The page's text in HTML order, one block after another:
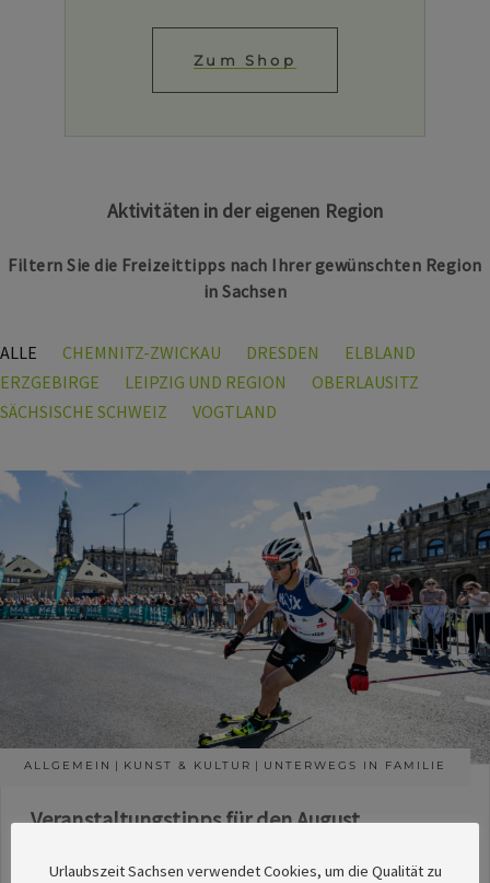
Zum Shop
Aktivitäten in der eigenen Region
Filtern Sie die Freizeittipps nach Ihrer gewünschten Region
in Sachsen
ALLE CHEMNITZ-ZWICKAU DRESDEN
ELBLAND
ERZGEBIRGE
LEIPZIG UND REGION
OBERLAUSITZ
SÄCHSISCHE SCHWEIZ
VOGTLAND
ALLGEMEIN KUNST & KULTUR UNTERWEGS IN FAMILIE
Veranstaltungstipps für den August
Urlaubszeit Sachsen verwendet Cookies, um die Qualität zu